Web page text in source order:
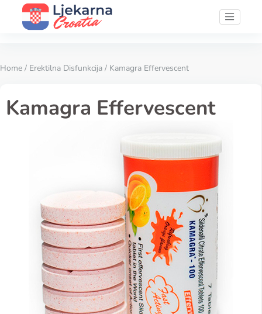
Home / Erektilna Disfunkcija / Kamagra Effervescent
Kamagra Effervescent